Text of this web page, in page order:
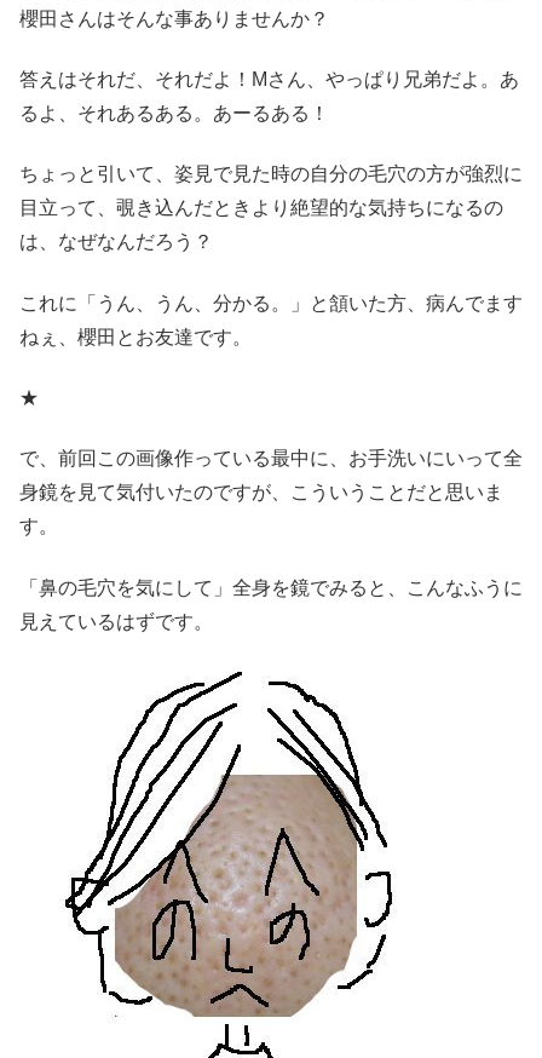
櫻田さんはそんな事ありませんか？
答えはそれだ、それだよ！Mさん、やっぱり兄弟だよ。あ
るよ、それあるある。あーるある！
ちょっと引いて、姿見で見た時の自分の毛穴の方が強烈に
目立って、覗き込んだときより絶望的な気持ちになるの
は、なぜなんだろう？
これに「うん、うん、分かる。」と頷いた方、病んでます
ねぇ、櫻田とお友達です。
★
で、前回この画像作っている最中に、お手洗いにいって全
身鏡を見て気付いたのですが、こういうことだと思いま
す。
「鼻の毛穴を気にして」全身を鏡でみると、こんなふうに
見えているはずです。